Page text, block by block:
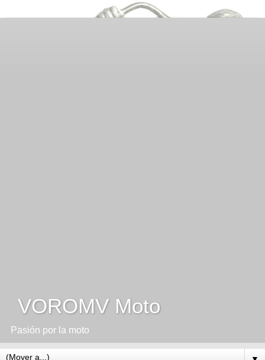
VOROMV Moto
Pasión por la moto